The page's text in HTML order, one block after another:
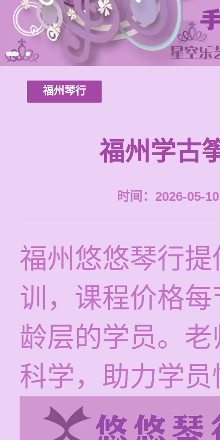
福州琴行
福州学古
时间：2026-05-
福州悠悠琴行
训，课程价格
龄层的学员。
科学，助力学